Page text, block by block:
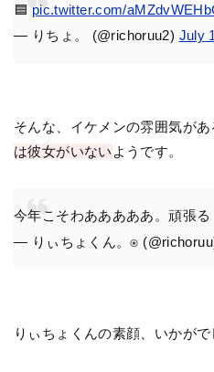
🟦 pic.twitter.com/
— りちょ。 (@richoruu2) July
そんな、イケメンの雰囲気が
は彼女がいない ようです。
今年こそわあああああ。頑張る
— りぃちょくん。⍟
りぃちょくんの素顔、いかが